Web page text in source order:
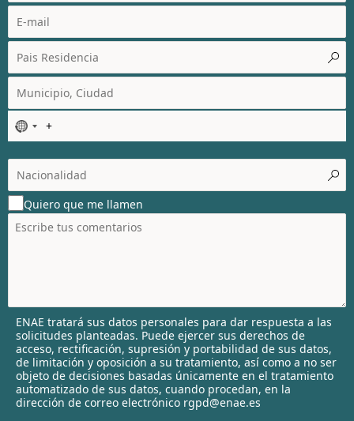
N
o
c
o
u
n
t
l
e
c
t
e
d
Quiero que me llamen
ENAE tratará sus datos personales para dar respuesta a las
solicitudes planteadas. Puede ejercer sus derechos de
acceso, rectificación, supresión y portabilidad de sus datos,
de limitación y oposición a su tratamiento, así como a no ser
objeto de decisiones basadas únicamente en el tratamiento
automatizado de sus datos, cuando procedan, en la
dirección de correo electrónico rgpd@enae.es